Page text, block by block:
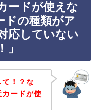
ードが使えな
ドの種類がア
応していない
」
て！？な
ードが使